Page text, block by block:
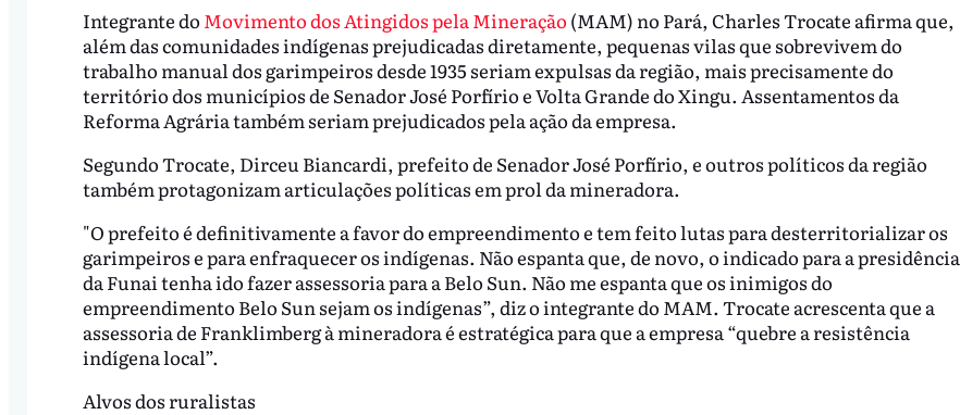
Integrante do Movimento dos Atingidos pela Mineração (MAM) no Pará, Charles Trocate afirma que,
além das comunidades indígenas prejudicadas diretamente, pequenas vilas que sobrevivem do
trabalho manual dos garimpeiros desde 1935 seriam expulsas da região, mais precisamente do
território dos municípios de Senador José Porfírio e Volta Grande do Xingu. Assentamentos da
Reforma Agrária também seriam prejudicados pela ação da empresa.
Segundo Trocate, Dirceu Biancardi, prefeito de Senador José Porfírio, e outros políticos da região
também protagonizam articulações políticas em prol da mineradora.
"O prefeito é definitivamente a favor do empreendimento e tem feito lutas para desterritorializar os
garimpeiros e para enfraquecer os indígenas. Não espanta que, de novo, o indicado para a presidência
da Funai tenha ido fazer assessoria para a Belo Sun. Não me espanta que os inimigos do
empreendimento Belo Sun sejam os indígenas”, diz o integrante do MAM. Trocate acrescenta que a
assessoria de Franklimberg à mineradora é estratégica para que a empresa “quebre a resistência
indígena local”.
Alvos dos ruralistas